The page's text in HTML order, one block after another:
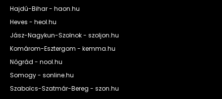
Hajdú-Bihar - haon.hu
Heves - heol.hu
Jász-Nagykun-Szolnok - szoljon.hu
Komárom-Esztergom - kemma.hu
Nógrád - nool.hu
Somogy - sonline.hu
Szabolcs-Szatmár-Bereg - szon.hu